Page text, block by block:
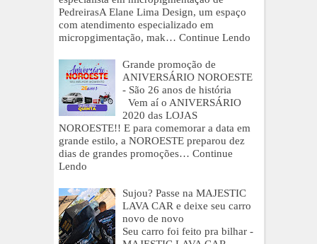
PedreirasA Elane Lima Design, um espaço
com atendimento especializado em
micropgimentação, mak… Continue Lendo
Grande promoção de
ANIVERSÁRIO NOROESTE
- São 26 anos de história
Vem aí o ANIVERSÁRIO
2020 das LOJAS
NOROESTE!! E para comemorar a data em
grande estilo, a NOROESTE preparou dez
dias de grandes promoções… Continue
Lendo
Sujou? Passe na MAJESTIC
LAVA CAR e deixe seu carro
novo de novo
Seu carro foi feito pra bilhar -